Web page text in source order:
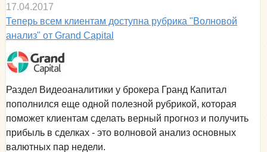
17.04.2017
Теперь всем клиентам доступна рубрика "Волновой
анализ" от Grand Capital
Раздел Видеоаналитики у брокера Гранд Капитал
пополнился еще одной полезной рубрикой, которая
поможет клиентам сделать верный прогноз и получить
прибыль в сделках - это волновой анализ основных
валютных пар недели.